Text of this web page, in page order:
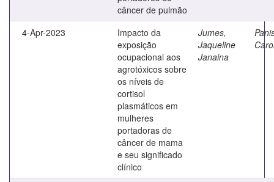
câncer de pulmão
4-Apr-2023
Impacto da
exposição
ocupacional aos
agrotóxicos sobre
os níveis de
cortisol
plasmáticos em
mulheres
portadoras de
câncer de mama
e seu significado
clínico
Jumes,
Jaqueline
Janaina